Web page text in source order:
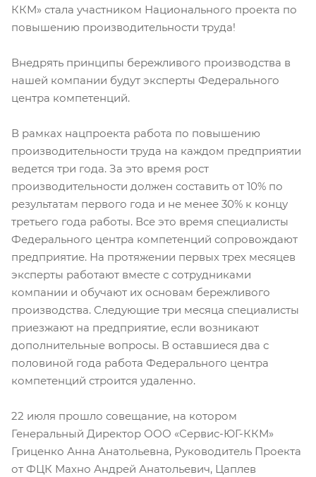
ККМ» стала участником Национального проекта по
повышению производительности труда!
Внедрять принципы бережливого производства в
нашей компании будут эксперты Федерального
центра компетенций.
В рамках нацпроекта работа по повышению
производительности труда на каждом предприятии
ведется три года. За это время рост
производительности должен составить от 10% по
результатам первого года и не менее 30% к концу
третьего года работы. Все это время специалисты
Федерального центра компетенций сопровождают
предприятие. На протяжении первых трех месяцев
эксперты работают вместе с сотрудниками
компании и обучают их основам бережливого
производства. Следующие три месяца специалисты
приезжают на предприятие, если возникают
дополнительные вопросы. В оставшиеся два с
половиной года работа Федерального центра
компетенций строится удаленно.
22 июля прошло совещание, на котором
Генеральный Директор ООО «Сервис-ЮГ-ККМ»
Гриценко Анна Анатольевна, Руководитель Проекта
от ФЦК Махно Андрей Анатольевич, Цаплев